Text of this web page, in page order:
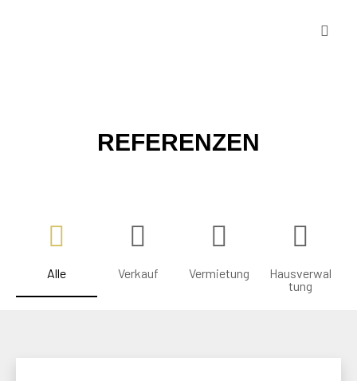
REFERENZEN
Alle Verkauf Vermietung
Hausverwal
tung